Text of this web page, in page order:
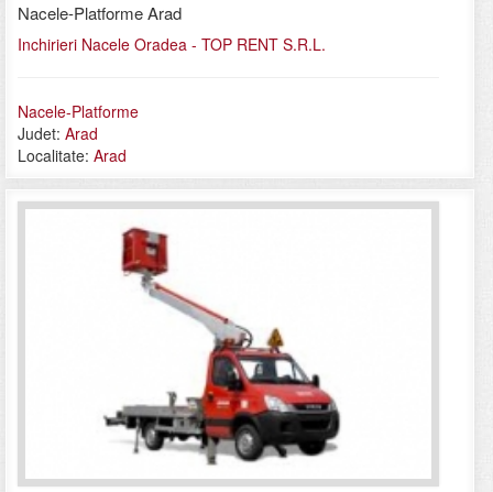
Nacele-Platforme Arad
Inchirieri Nacele Oradea - TOP RENT S.R.L.
Nacele-Platforme
Judet: Arad
Localitate: Arad